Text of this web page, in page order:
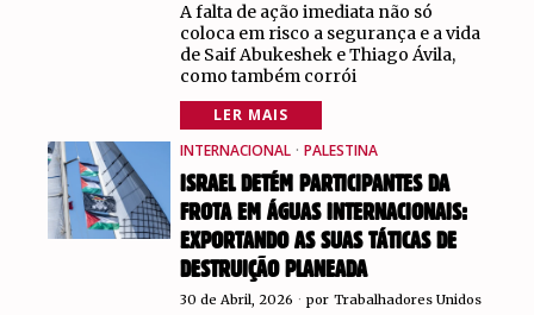
A falta de ação imediata não só
coloca em risco a segurança e a vida
de Saif Abukeshek e Thiago Ávila,
como também corrói
LER MAIS
INTERNACIONAL · PALESTINA
ISRAEL DETÉM PARTICIPANTES DA
FROTA EM ÁGUAS INTERNACIONAIS:
EXPORTANDO AS SUAS TÁTICAS DE
DESTRUIÇÃO PLANEADA
30 de Abril, 2026 por Trabalhadores Unidos